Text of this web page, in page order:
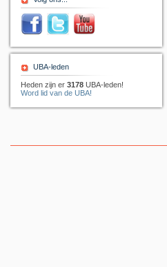
UBA-leden
Heden zijn er 3178 UBA-leden!
Word lid van de UBA!